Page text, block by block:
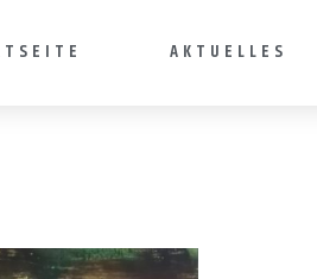
AKTUELLES